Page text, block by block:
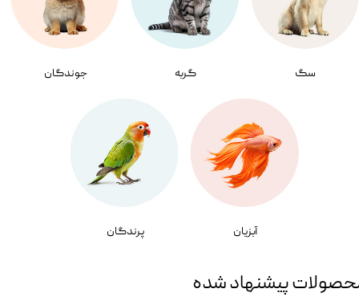
سگ گربه جوندگان
آبزیان پرندگان
پیشنهاد شده